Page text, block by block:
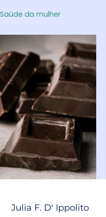
Saúde da mulher
Julia F. D' Ippolito